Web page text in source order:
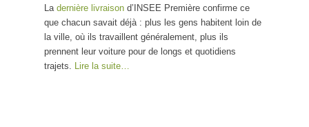
ennemi du vélo ?
La dernière livraison d’INSEE Première confirme ce
que chacun savait déjà : plus les gens habitent loin de
la ville, où ils travaillent généralement, plus ils
prennent leur voiture pour de longs et quotidiens
trajets. Lire la suite…